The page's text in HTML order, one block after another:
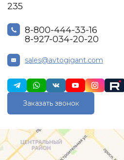
235
8-800-444-33-16
8-927-034-20-20
sales@avtogigant.com
Заказать звонок